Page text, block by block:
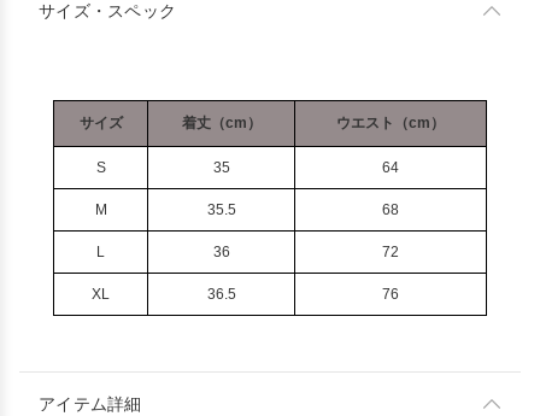
サイズ・スペック
サイズ 着丈（cm） ウエスト（cm）
S 35 64
M 35.5 68
L 36 72
XL 36.5 76
アイテム詳細